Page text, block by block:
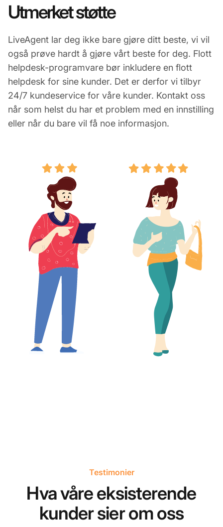
Utmerket støtte
LiveAgent lar deg ikke bare gjøre ditt beste, vi vil
også prøve hardt å gjøre vårt beste for deg. Flott
helpdesk-programvare bør inkludere en flott
helpdesk for sine kunder. Det er derfor vi tilbyr
24/7 kundeservice for våre kunder. Kontakt oss
når som helst du har et problem med en innstilling
eller når du bare vil få noe informasjon.
Testimonier
Hva våre eksisterende
kunder sier om oss